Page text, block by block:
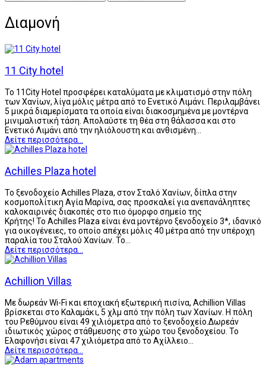
Διαμονή
11 City hotel
Το 11City Hotel προσφέρει καταλύματα με κλιματισμό στην πόλη
των Χανίων, λίγα μόλις μέτρα από το Ενετικό Λιμάνι. Περιλαμβάνει
5 μικρά διαμερίσματα τα οποία είναι διακοσμημένα με μοντέρνα
μινιμαλιστική τάση. Απολαύστε τη θέα στη θάλασσα και στο
Ενετικό Λιμάνι από την ηλιόλουστη και ανθισμένη…
Δείτε περισσότερα...
Achilles Plaza hotel
Το ξενοδοχείο Achilles Plaza, στον Σταλό Χανίων, δίπλα στην
κοσμοπολίτικη Αγία Μαρίνα, σας προσκαλεί για ανεπανάληπτες
καλοκαιρινές διακοπές στο πιο όμορφο σημείο της
Κρήτης! Το Achilles Plaza είναι ένα μοντέρνο ξενοδοχείο 3*, ιδανικό
για οικογένειες, το οποίο απέχει μόλις 40 μέτρα από την υπέροχη
παραλία του Σταλού Χανίων. Το…
Δείτε περισσότερα...
Achillion Villas
Με δωρεάν Wi-Fi και εποχιακή εξωτερική πισίνα, Achillion Villas
βρίσκεται στο Καλαμάκι, 5 χλμ από την πόλη των Χανίων. Η πόλη
του Ρεθύμνου είναι 49 χιλιόμετρα από το ξενοδοχείο.Δωρεάν
ιδιωτικός χώρος στάθμευσης στο χώρο του ξενοδοχείου. Το
Ελαφονήσι είναι 47 χιλιόμετρα από το Αχίλλειο…
Δείτε περισσότερα...